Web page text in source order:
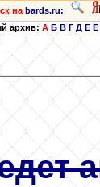
на bards.ru:
архив:А Б В Г Д Е Ё